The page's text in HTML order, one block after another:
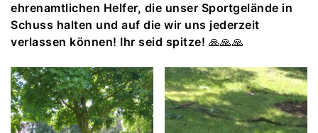
ehrenamtlichen Helfer, die unser Sportgelände in
Schuss halten und auf die wir uns jederzeit
verlassen können! Ihr seid spitze! 🙏🙏🙏